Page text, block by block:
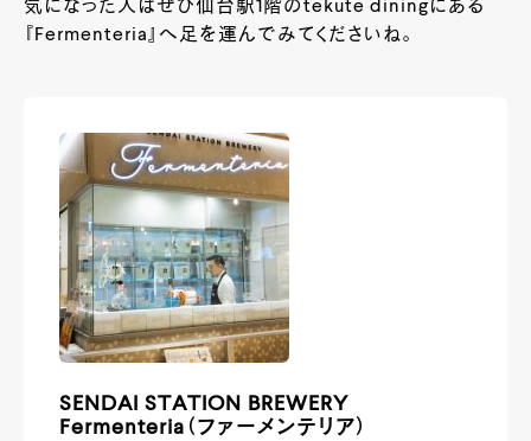
気になった人はぜひ仙台駅1階のtekute diningにある
『Fermenteria』へ足を運んでみてくださいね。
SENDAI STATION BREWERY
Fermenteria（ファーメンテリア）